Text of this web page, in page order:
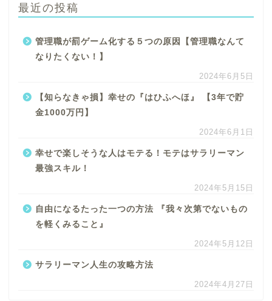
最近の投稿
管理職が罰ゲーム化する５つの原因【管理職なんて
なりたくない！】
2024年6月5日
【知らなきゃ損】幸せの『はひふへほ』 【3年で貯
金1000万円】
2024年6月1日
幸せで楽しそうな人はモテる！モテはサラリーマン
最強スキル！
2024年5月15日
自由になるたった一つの方法 『我々次第でないもの
を軽くみること』
2024年5月12日
サラリーマン人生の攻略方法
2024年4月27日